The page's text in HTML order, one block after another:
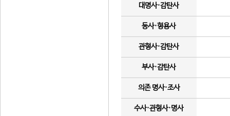
대명사·감탄사
동사·형용사
관형사·감탄사
부사·감탄사
의존 명사·조사
수사·관형사·명사